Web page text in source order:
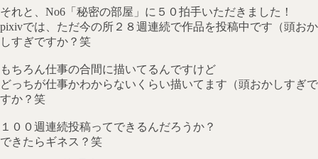
それと、No6「秘密の部屋」に５０拍手いただきました！
pixivでは、ただ今の所２８週連続で作品を投稿中です（頭おか
しすぎですか？笑
もちろん仕事の合間に描いてるんですけど
どっちが仕事かわからないくらい描いてます（頭おかしすぎで
すか？笑
１００週連続投稿ってできるんだろうか？
できたらギネス？笑